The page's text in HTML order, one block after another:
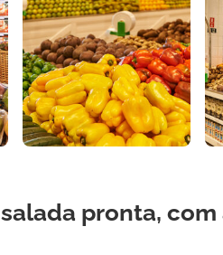
salada pronta,